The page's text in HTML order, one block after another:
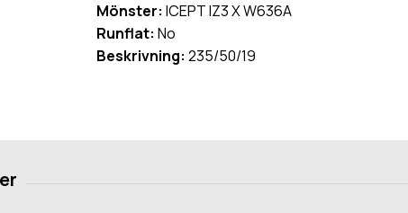
Mönster: ICEPT IZ3 X W636A
Runflat: No
Beskrivning: 235/50/19